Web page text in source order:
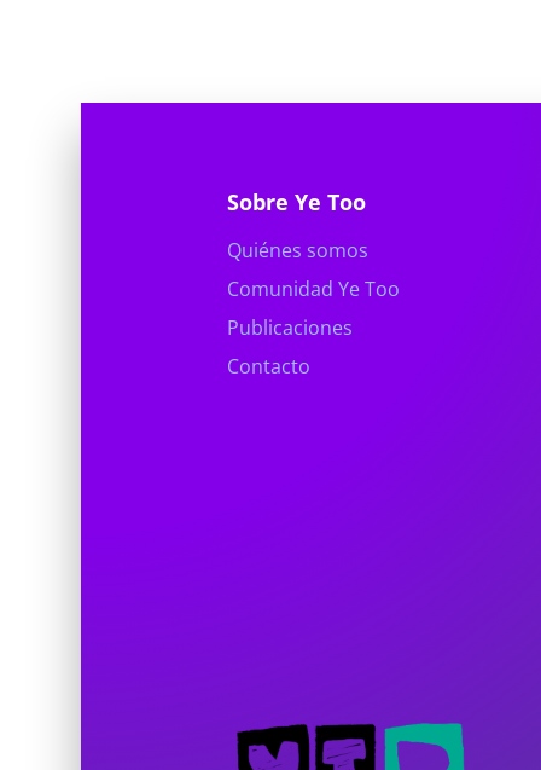
Sobre Ye Too
Quiénes somos
Comunidad Ye Too
Publicaciones
Contacto